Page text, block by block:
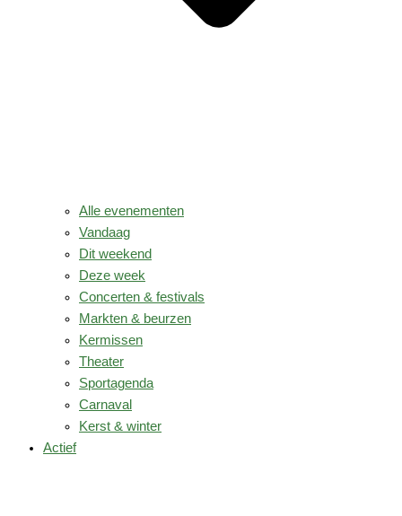
Alle evenementen
Vandaag
Dit weekend
Deze week
Concerten & festivals
Markten & beurzen
Kermissen
Theater
Sportagenda
Carnaval
Kerst & winter
Actief